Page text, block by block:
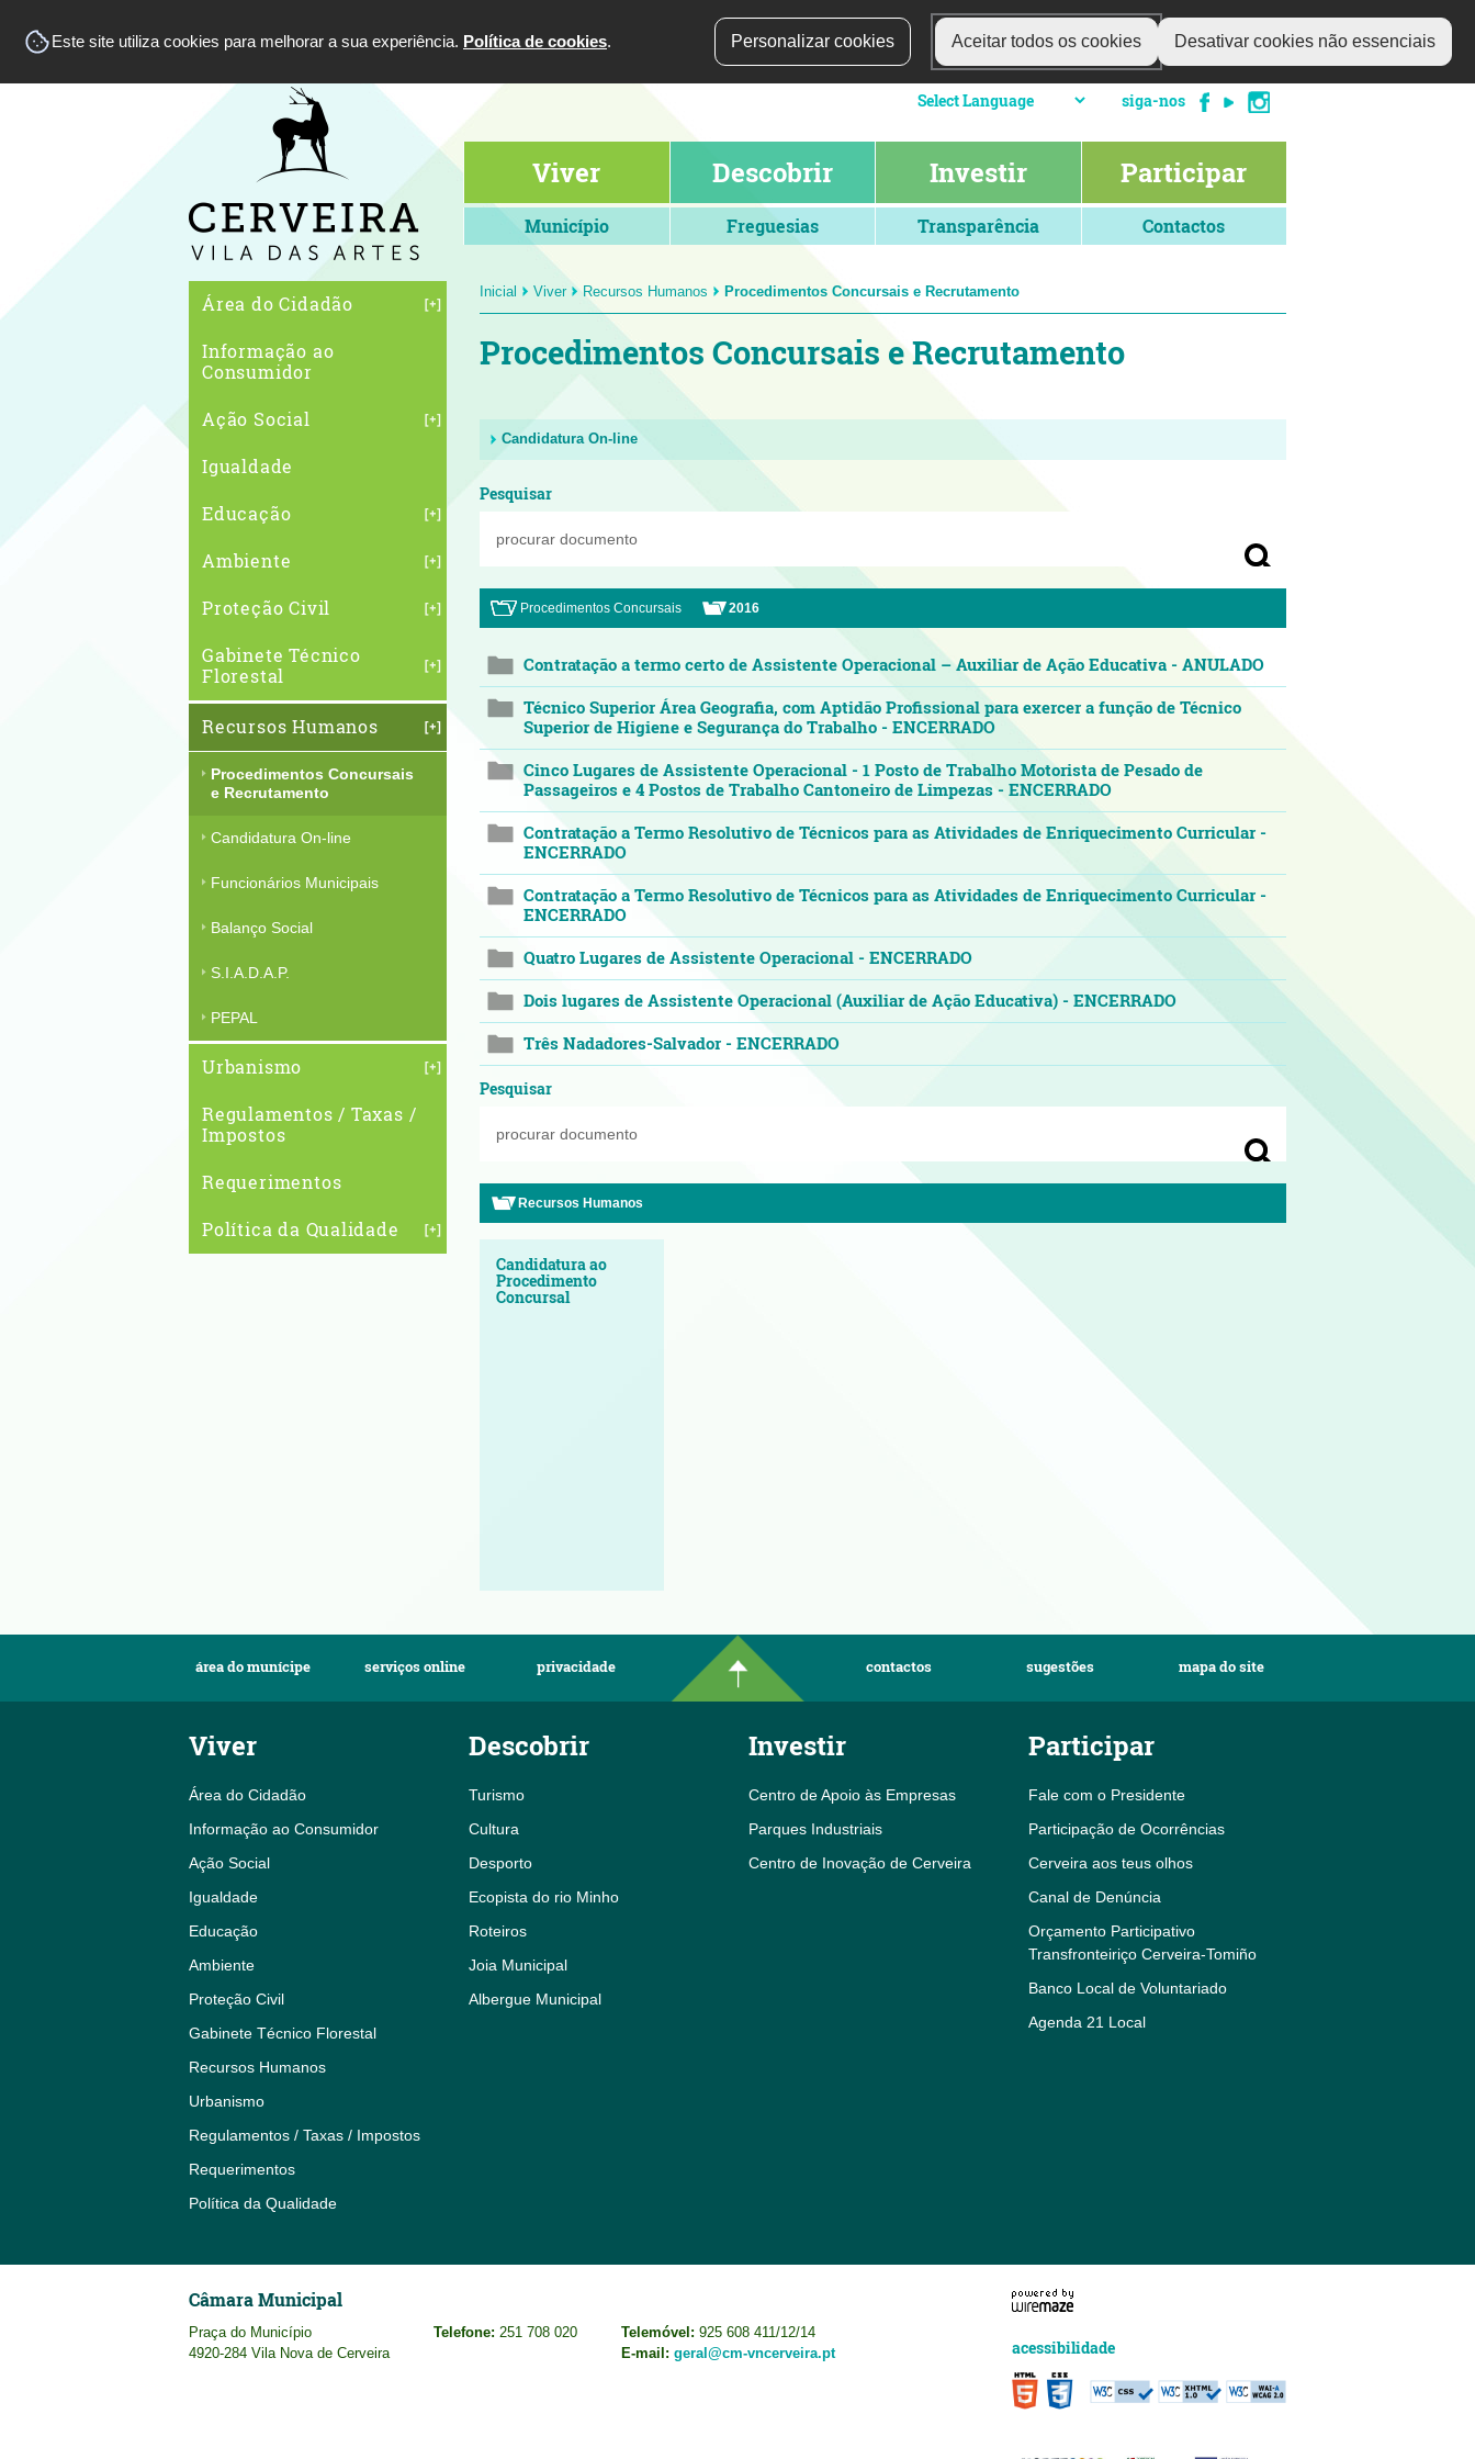
Este site utiliza cookies para melhorar a sua experiência. Política de cookies. Personalizar cookies Aceitar todos os cookies Desativar cookies não essenciais
siga-nos
Viver Descobrir Investir Participar
Município Freguesias Transparência Contactos
Área do Cidadão
Informação ao
Consumidor
Ação Social
Igualdade
Educação
Ambiente
Proteção Civil
Gabinete Técnico
Florestal
Recursos Humanos
Procedimentos Concursais
e Recrutamento
Candidatura On-line
Funcionários Municipais
Balanço Social
S.I.A.D.A.P.
PEPAL
Urbanismo
Regulamentos / Taxas /
Impostos
Requerimentos
Política da Qualidade
Inicial Viver Recursos Humanos Procedimentos Concursais e Recrutamento
Procedimentos Concursais e Recrutamento
Candidatura On-line
Pesquisar
Procedimentos Concursais 2016
Contratação a termo certo de Assistente Operacional – Auxiliar de Ação Educativa - ANULADO
Técnico Superior Área Geografia, com Aptidão Profissional para exercer a função de Técnico
Superior de Higiene e Segurança do Trabalho - ENCERRADO
Cinco Lugares de Assistente Operacional - 1 Posto de Trabalho Motorista de Pesado de
Passageiros e 4 Postos de Trabalho Cantoneiro de Limpezas - ENCERRADO
Contratação a Termo Resolutivo de Técnicos para as Atividades de Enriquecimento Curricular -
ENCERRADO
Contratação a Termo Resolutivo de Técnicos para as Atividades de Enriquecimento Curricular -
ENCERRADO
Quatro Lugares de Assistente Operacional - ENCERRADO
Dois lugares de Assistente Operacional (Auxiliar de Ação Educativa) - ENCERRADO
Três Nadadores-Salvador - ENCERRADO
Pesquisar
Recursos Humanos
Candidatura ao
Procedimento
Concursal
área do munícipe serviços online privacidade contactos sugestões mapa do site
Viver
Área do Cidadão
Informação ao Consumidor
Ação Social
Igualdade
Educação
Ambiente
Proteção Civil
Gabinete Técnico Florestal
Recursos Humanos
Urbanismo
Regulamentos / Taxas / Impostos
Requerimentos
Política da Qualidade
Descobrir
Turismo
Cultura
Desporto
Ecopista do rio Minho
Roteiros
Joia Municipal
Albergue Municipal
Investir
Centro de Apoio às Empresas
Parques Industriais
Centro de Inovação de Cerveira
Participar
Fale com o Presidente
Participação de Ocorrências
Cerveira aos teus olhos
Canal de Denúncia
Orçamento Participativo
Transfronteiriço Cerveira-Tomiño
Banco Local de Voluntariado
Agenda 21 Local
Câmara Municipal
Praça do Município
4920-284 Vila Nova de Cerveira
Telefone: 251 708 020 Telemóvel: 925 608 411/12/14
E-mail: geral@cm-vncerveira.pt acessibilidade